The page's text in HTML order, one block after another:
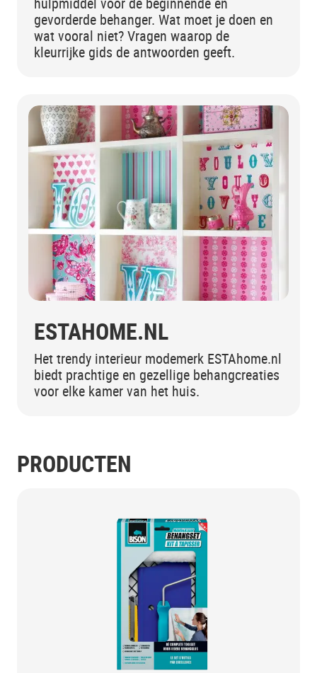
gevorderde behanger. Wat moet je doen en
wat vooral niet? Vragen waarop de
kleurrijke gids de antwoorden geeft.
ESTAHOME.NL
Het trendy interieur modemerk ESTAhome.nl
biedt prachtige en gezellige behangcreaties
voor elke kamer van het huis.
PRODUCTEN